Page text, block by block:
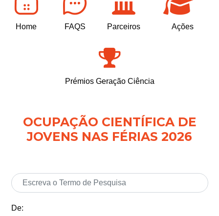
Home FAQS Parceiros Ações
Prémios Geração Ciência
OCUPAÇÃO CIENTÍFICA DE
JOVENS NAS FÉRIAS 2026
De: